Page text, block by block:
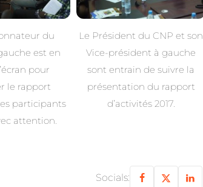
du
est en
pour
le rapport
participants
attention.
Le Président du CNP et son
Vice-président à gauche
sont entrain de suivre la
présentation du rapport
d’activités 2017.
Socials: